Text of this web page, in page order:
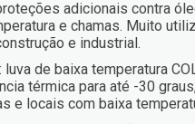
adicionais contra
e chamas. Muito
e industrial.
de baixa temperatura
térmica para até -30
e locais com baixa